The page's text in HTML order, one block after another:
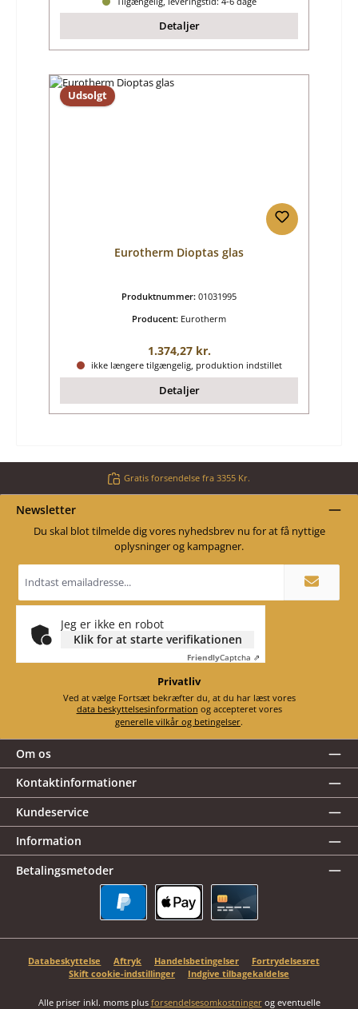
Detaljer
Udsolgt
Eurotherm Dioptas glas
Produktnummer: 01031995
Producent: Eurotherm
Almindelig pris:
1.374,27 kr.
ikke længere tilgængelig, produktion indstillet
Detaljer
Gratis forsendelse fra 3355 Kr.
Newsletter
Du skal blot tilmelde dig vores nyhedsbrev nu for at få nyttige
oplysninger og kampagner.
Email
adresse
Jeg er ikke en robot
Klik for at starte verifikationen
FriendlyCaptcha ⇗
Privatliv
Ved at vælge Fortsæt bekræfter du, at du har læst vores
data beskyttelsesinformation
og accepteret vores
generelle vilkår og betingelser.
Om os
Kontaktinformationer
Kundeservice
Information
Betalingsmetoder
Databeskyttelse Aftryk Handelsbetingelser
Fortrydelsesret
Skift cookie-indstillinger
Indgive tilbagekaldelse
Alle priser inkl. moms plus forsendelsesomkostningerog eventuelle